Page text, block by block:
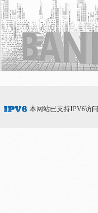
本网站已支持IPV6访问